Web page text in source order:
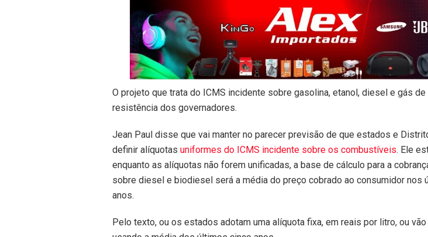
O projeto que trata do ICMS incidente sobre gasolina, etanol, diesel e gás
resistência dos governadores.
Jean Paul disse que vai manter no parecer previsão de que estados e
definir alíquotas uniformes do ICMS incidente sobre os combustíveis. Ele
enquanto as alíquotas não forem unificadas, a base de cálculo para a
sobre diesel e biodiesel será a média do preço cobrado ao consumidor nos
anos.
Pelo texto, ou os estados adotam uma alíquota fixa, em reais por litro, ou